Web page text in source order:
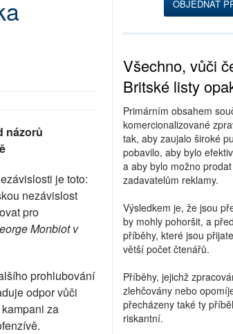
názorů
je toto:
nezávislost
pro
Monbiot v
prohlubování
odpor vůči
za
OBJEDNAT
Všechno, vůči
Britské listy
Primárním obsahem
komercionalizované
tak, aby zaujalo široké
pobavilo, aby bylo
a aby bylo možno
zadavatelům reklamy.
Výsledkem je, že jsou
by mohly pohoršit, a
příběhy, které jsou
větší počet čtenářů.
Příběhy, jejichž
zlehčovány nebo
přecházeny také ty
riskantní.